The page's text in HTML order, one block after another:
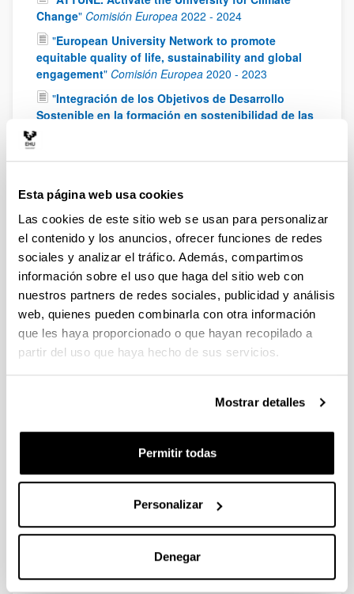
Esta página web usa cookies
Las cookies de este sitio web se usan para personalizar
el contenido y los anuncios, ofrecer funciones de redes
sociales y analizar el tráfico. Además, compartimos
información sobre el uso que haga del sitio web con
nuestros partners de redes sociales, publicidad y análisis
web, quienes pueden combinarla con otra información
que les haya proporcionado o que hayan recopilado a
partir del uso que haya hecho de sus servicios.
Mostrar detalles
Permitir todas
Personalizar
Denegar
Change" Comisión Europea 2022 - 2024
"European University Network to promote
equitable quality of life, sustainability and global
engagement" Comisión Europea 2020 - 2023
"Integración de los Objetivos de Desarrollo
Sostenible en la formación en sostenibilidad de las
titulaciones universitarias españolas
impactos sobre la salud humana)
2018
"
Precursores de oxidantes y radicales en
atmósferas de fondo: caracterización experimental
y aplicaciones (PRORAT)" Ministerio de Economía y
Competitividad (MINECO) 2014-2018
Desarrollo y aplicación de procedimientos de
medida semicontinua de hidrocarburos aromáticos
policíclicos en aire ambiente PROMESHAP"
Ministerio de Ciencia e Innovación (CTM2010-20607)
2011-2013
VERtical Distribution of Radicals In the Lower
Facility for Airborne Research (EUFAR) 2010-2011
Programa Consolíder – Ingenio 2010.
Multidisciplinary Research Consortium on Gradual
and Abrupt Climate Changes, and their Impacts on
the Environment (GRACCIE)"Ministerio de Educación
Mediterranean Environment (CIRCE)
Directorate General, European Comision 2007-2011